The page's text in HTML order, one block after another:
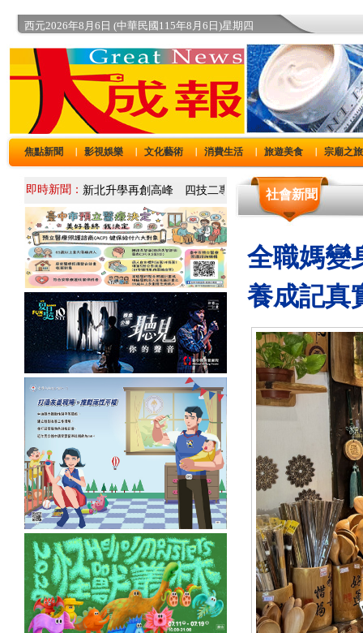
西元2026年8月6日 (中華民國115年8月6日)星期四
焦點新聞 影視娛樂 文化藝術 消費生活 旅遊美食 宗廟之旅
即時新聞： 社會新聞
全職媽變
養成記真